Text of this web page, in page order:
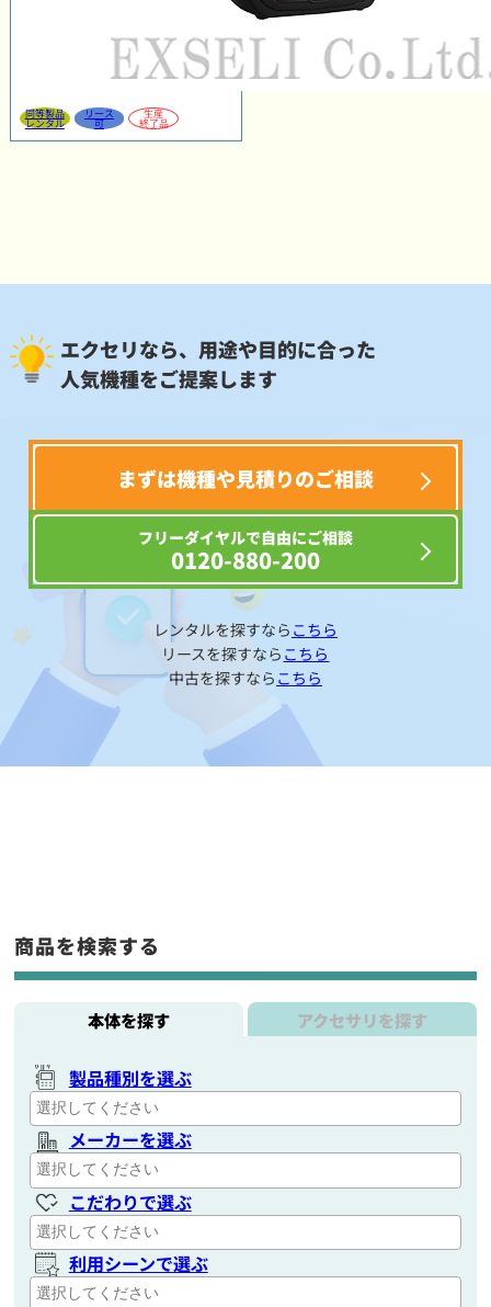
同等製品
レンタル
リース
可
生産
終了品
エクセリなら、用途や目的に合った
人気機種をご提案します
まずは機種や見積りのご相談
フリーダイヤルで自由にご相談
0120-880-200
レンタルを探すなら こちら
リースを探すなら こちら
中古を探すなら こちら
商品を検索する
本体を探す アクセサリを探す
製品種別を選ぶ
メーカーを選ぶ
こだわりで選ぶ
利用シーンで選ぶ